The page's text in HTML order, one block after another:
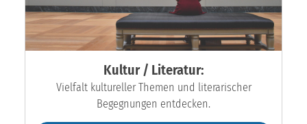
Kultur / Literatur:
Vielfalt kultureller Themen und literarischer
Begegnungen entdecken.